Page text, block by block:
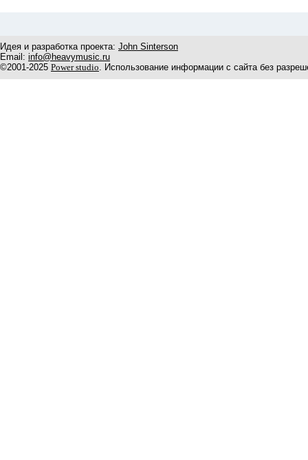
Идея и разработка проекта: John Sinterson
Email: info@heavymusic.ru
©2001-2025 Power studio. Использование информации с сайта без